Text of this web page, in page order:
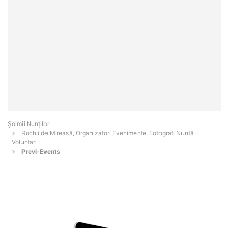
Șoimii Nunților
Rochii de Mireasă, Organizatori Evenimente, Fotografi Nuntă -
Voluntari
Previ-Events